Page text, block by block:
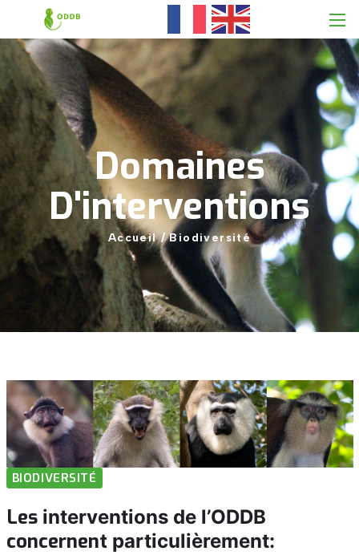
Domaines
D'interventions
Accueil / Biodiversité
BIODIVERSITÉ
Les interventions de l’ODDB
concernent particulièrement: